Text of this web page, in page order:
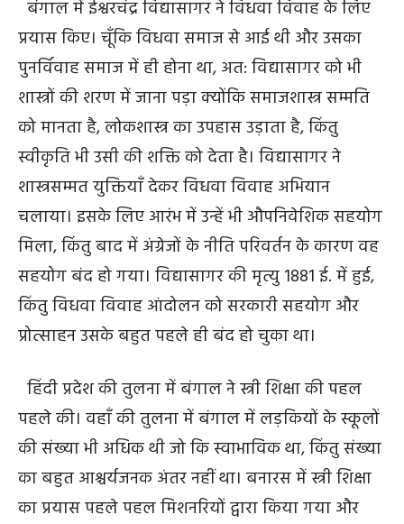
बंगाल में ईश्वरचंद्र विद्यासागर ने विधवा विवाह के लिए
प्रयास किए। चूँकि विधवा समाज से आई थी और उसका
पुनर्विवाह समाज में ही होना था, अत: विद्यासागर को भी
शास्त्रों की शरण में जाना पड़ा क्योंकि समाजशास्त्र सम्मति
को मानता है, लोकशास्त्र का उपहास उड़ाता है, किंतु
स्वीकृति भी उसी की शक्ति को देता है। विद्यासागर ने
शास्त्रसम्मत युक्तियाँ देकर विधवा विवाह अभियान
चलाया। इसके लिए आरंभ में उन्हें भी औपनिवेशिक सहयोग
मिला, किंतु बाद में अंग्रेजों के नीति परिवर्तन के कारण वह
सहयोग बंद हो गया। विद्यासागर की मृत्यु 1881 ई. में हुई,
किंतु विधवा विवाह आंदोलन को सरकारी सहयोग और
प्रोत्साहन उसके बहुत पहले ही बंद हो चुका था।
हिंदी प्रदेश की तुलना में बंगाल ने स्त्री शिक्षा की पहल
पहले की। वहाँ की तुलना में बंगाल में लड़कियों के स्कूलों
की संख्या भी अधिक थी जो कि स्वाभाविक था, किंतु संख्या
का बहुत आश्चर्यजनक अंतर नहीं था। बनारस में स्त्री शिक्षा
का प्रयास पहले पहल मिशनरियों द्वारा किया गया और